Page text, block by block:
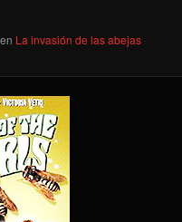
en La invasión de las abejas